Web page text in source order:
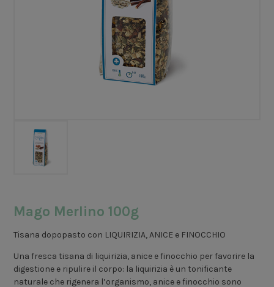
Mago Merlino 100g
Tisana dopopasto con LIQUIRIZIA, ANICE e FINOCCHIO
Una fresca tisana di liquirizia, anice e finocchio per favorire la
digestione e ripulire il corpo: la liquirizia è un tonificante
naturale che rigenera l’organismo, anice e finocchio sono